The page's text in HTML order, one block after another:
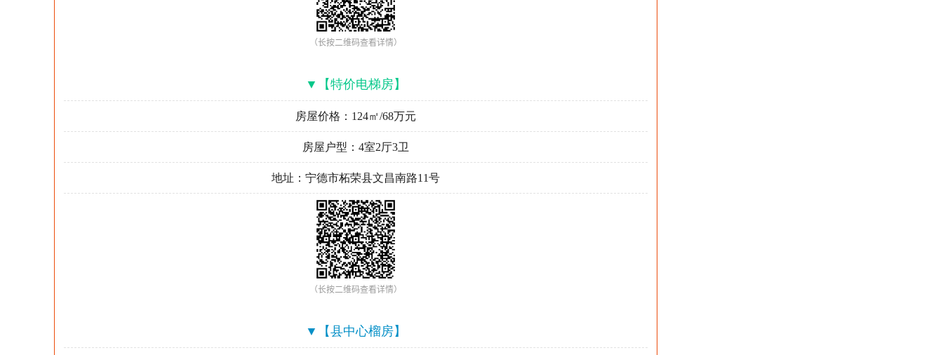
（长按二维码查看详情）
▼【特价电梯房】
房屋价格：124㎡/68万元
房屋户型：4室2厅3卫
地址：宁德市柘荣县文昌南路11号
（长按二维码查看详情）
▼【县中心榴房】